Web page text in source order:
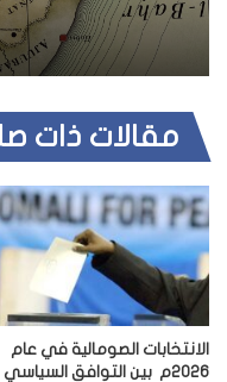
مقالات ذات
الانتخابات الصومالية في عام
2026م بين التوافق السياسي